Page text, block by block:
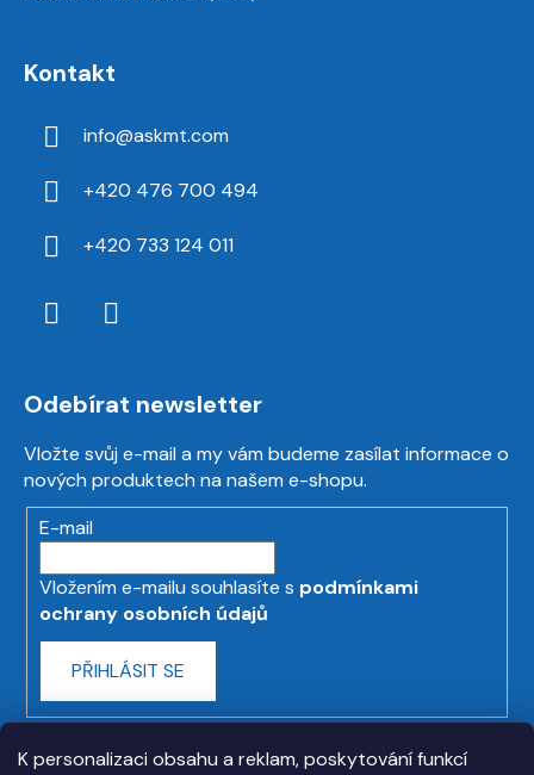
K personalizaci obsahu a reklam, poskytování funkcí
Kontakt
info@askmt.com
+420 476 700 494
+420 733 124 011
Odebírat newsletter
Vložte svůj e-mail a my vám budeme zasílat informace o
nových produktech na našem e-shopu.
E-mail
Vložením e-mailu souhlasíte s podmínkami
ochrany osobních údajů
PŘIHLÁSIT SE